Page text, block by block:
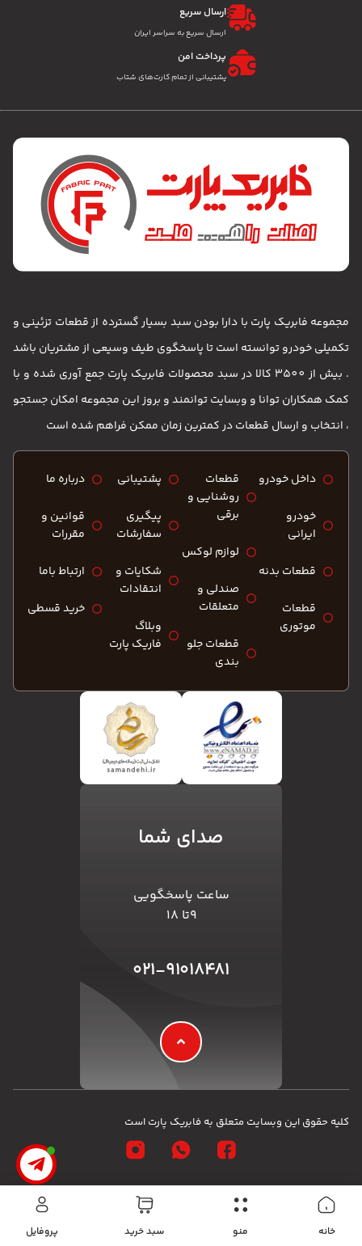
خانه منو سبد ‌خرید پروفایل
ارسال سریع
ارسال سریع به سراسر ایران
پرداخت امن
پشتیبانی از تمام کارت‌های شتاب
مجموعه فابریک پارت با دارا بودن سبد بسیار گسترده از قطعات تزئینی و
تکمیلی خودرو توانسته است تا پاسخگوی طیف وسیعی از مشتریان باشد
. بیش از 3500 کالا در سبد محصولات فابریک پارت جمع آوری شده و با
کمک همکاران توانا و وبسایت توانمند و بروز این مجموعه امکان جستجو
، انتخاب و ارسال قطعات در کمترین زمان ممکن فراهم شده است
داخل خودرو
خودرو
ایرانی
قطعات بدنه
قطعات
موتوری
قطعات
روشنایی و
برقی
لوازم لوکس
صندلی و
متعلقات
قطعات جلو
بندی
پشتیبانی
پیگیری
سفارشات
شکایات و
انتقادات
وبلاگ
فاریک پارت
درباره ما
قوانین و
مقررات
ارتباط باما
خرید قسطی
صدای شما
ساعت پاسخگویی
۹تا ۱۸
۰۲۱-۹۱۰۱۸۴۸۱
کلیه حقوق این وبسایت متعلق به فابریک پارت است